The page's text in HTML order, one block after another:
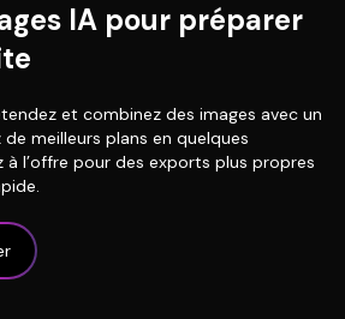
IA pour préparer
et combinez des images avec un
meilleurs plans en quelques
à l’offre pour des exports plus propres